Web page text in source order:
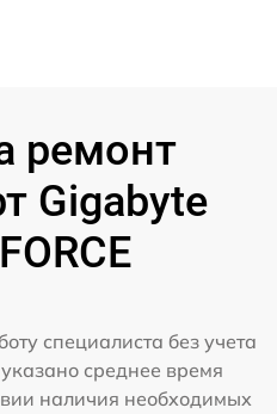
ремонт
Gigabyte
специалиста без учета
среднее время
наличия необходимых